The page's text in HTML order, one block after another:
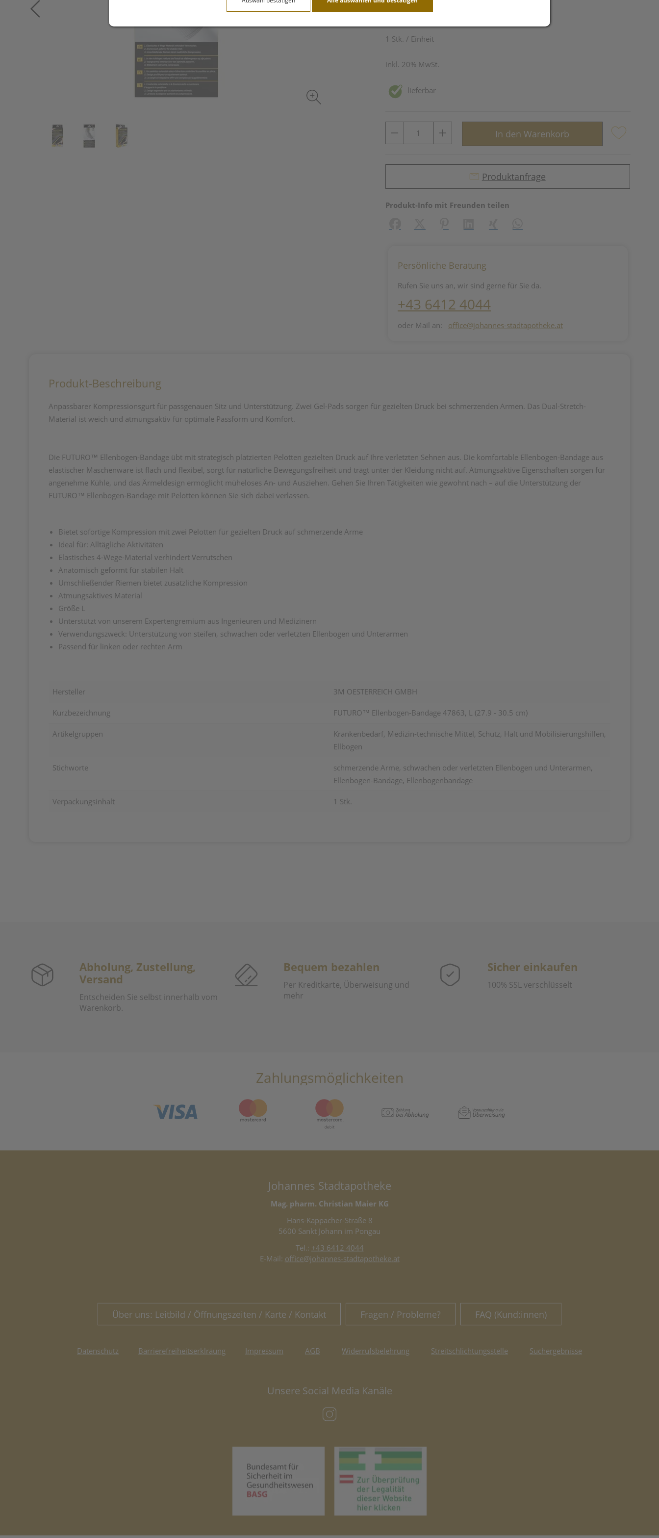
1 Stk. / Einheit
inkl. 20% MwSt.
lieferbar
In den Warenkorb
Produktanfrage
Produkt-Info mit Freunden teilen
Persönliche Beratung
Rufen Sie uns an, wir sind gerne für Sie da.
+43 6412 4044
oder Mail an: office@johannes-stadtapotheke.at
Produkt-Beschreibung
Anpassbarer Kompressionsgurt für passgenauen Sitz und Unterstützung. Zwei Gel-Pads sorgen für gezielten Druck bei schmerzenden Armen. Das Dual-Stretch-
Material ist weich und atmungsaktiv für optimale Passform und Komfort.
Die FUTURO™ Ellenbogen-Bandage übt mit strategisch platzierten Pelotten gezielten Druck auf Ihre verletzten Sehnen aus. Die komfortable Ellenbogen-Bandage aus
elastischer Maschenware ist flach und flexibel, sorgt für natürliche Bewegungsfreiheit und trägt unter der Kleidung nicht auf. Atmungsaktive Eigenschaften sorgen für
angenehme Kühle, und das Ärmeldesign ermöglicht müheloses An- und Ausziehen. Gehen Sie Ihren Tätigkeiten wie gewohnt nach – auf die Unterstützung der
FUTURO™ Ellenbogen-Bandage mit Pelotten können Sie sich dabei verlassen.
Bietet sofortige Kompression mit zwei Pelotten für gezielten Druck auf schmerzende Arme
Ideal für: Alltägliche Aktivitäten
Elastisches 4-Wege-Material verhindert Verrutschen
Anatomisch geformt für stabilen Halt
Umschließender Riemen bietet zusätzliche Kompression
Atmungsaktives Material
Größe L
Unterstützt von unserem Expertengremium aus Ingenieuren und Medizinern
Verwendungszweck: Unterstützung von steifen, schwachen oder verletzten Ellenbogen und Unterarmen
Passend für linken oder rechten Arm
Hersteller 3M OESTERREICH GMBH
Kurzbezeichnung FUTURO™ Ellenbogen-Bandage 47863, L (27.9 - 30.5 cm)
Artikelgruppen
Krankenbedarf, Medizin-technische Mittel, Schutz, Halt und Mobilisierungshilfen,
Ellbogen
Stichworte
schmerzende Arme, schwachen oder verletzten Ellenbogen und Unterarmen,
Ellenbogen-Bandage, Ellenbogenbandage
Verpackungsinhalt 1 Stk.
Abholung, Zustellung,
Versand
Entscheiden Sie selbst innerhalb vom
Warenkorb.
Bequem bezahlen
Per Kreditkarte, Überweisung und
mehr
Sicher einkaufen
100% SSL verschlüsselt
Zahlungsmöglichkeiten
Johannes Stadtapotheke
Mag. pharm. Christian Maier KG
Hans-Kappacher-Straße 8
5600 Sankt Johann im Pongau
Tel.: +43 6412 4044
E-Mail: office@johannes-stadtapotheke.at
Über uns: Leitbild / Öffnungszeiten / Karte / Kontakt Fragen / Probleme? FAQ (Kund:innen)
Datenschutz Barrierefreiheitserklräung Impressum AGB Widerrufsbelehrung Streitschlichtungsstelle Suchergebnisse
Unsere Social Media Kanäle
(öffnet in neuem Tab)